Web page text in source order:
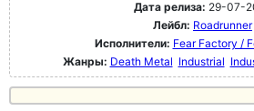
Дата релиза: 29-07-
Лейбл: Roadrunner
Исполнители: Fear Factory /
Жанры: Death Metal Industrial